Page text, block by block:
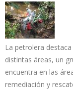
La petrolera
distintas áreas, un
encuentra en las
remediación y